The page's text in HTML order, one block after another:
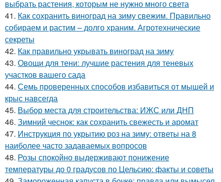
выбрать растения, которым не нужно много света
41. Как сохранить виноград на зиму свежим. Правильно
собираем и растим – долго храним. Агротехнические
секреты
42. Как правильно укрывать виноград на зиму
43. Овощи для тени: лучшие растения для теневых
участков вашего сада
44. Семь проверенных способов избавиться от мышей и
крыс навсегда
45. Выбор места для строительства: ИЖС или ДНП
46. Зимний чеснок: как сохранить свежесть и аромат
47. Инструкция по укрытию роз на зиму: ответы на 8
наиболее часто задаваемых вопросов
48. Розы спокойно выдерживают понижение
температуры до 0 градусов по Цельсию: факты и советы